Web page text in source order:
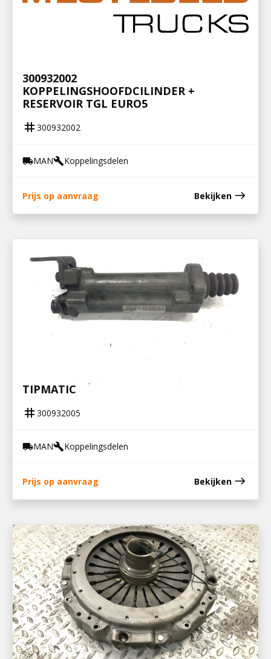
300932002
KOPPELINGSHOOFDCILINDER +
RESERVOIR TGL EURO5
tag 300932002
local_shippingMANbuildKoppelingsdelen
Prijs op aanvraag Bekijken east
KOPPELINGSBEKRACHTIGER 6S850
TIPMATIC
tag 300932005
local_shippingMANbuildKoppelingsdelen
Prijs op aanvraag Bekijken east
301032001